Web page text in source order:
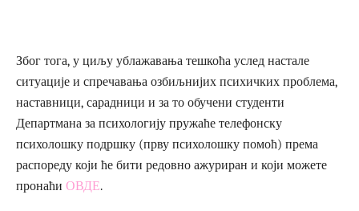
Због тога, у циљу ублажавања тешкоћа услед настале
ситуације и спречавања озбиљнијих психичких проблема,
наставници, сарадници и за то обучени студенти
Департмана за психологију пружаће телефонску
психолошку подршку (прву психолошку помоћ) према
распореду који ће бити редовно ажуриран и који можете
пронаћи ОВДЕ.